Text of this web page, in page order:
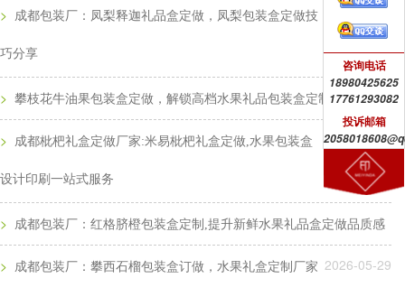
2026-07-23
> 成都包装厂：凤梨释迦礼品盒定做，凤梨包装盒定做技
巧分享 2026-06-03
> 攀枝花牛油果包装盒定做，解锁高档水果礼品包装盒定制质感美学
2026-06-03
> 成都枇杷礼盒定做厂家:米易枇杷礼盒定做,水果包装盒
设计印刷一站式服务 2026-05-29
> 成都包装厂：红格脐橙包装盒定制,提升新鲜水果礼品盒定做品质感
2026-05-29
> 成都包装厂：攀西石榴包装盒订做，水果礼盒定制厂家
咨询电话
18980425625
17761293082
投诉邮箱